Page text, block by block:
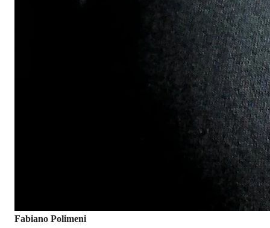
Fabiano Polimeni